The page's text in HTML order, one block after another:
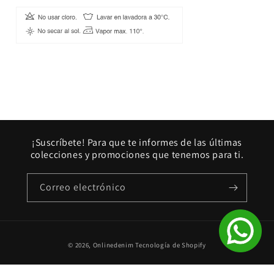
¡Suscríbete! Para que te informes de las últimas
colecciones y promociones que tenemos para ti.
Correo electrónico
© 2026, Onlinedenim Tecnología de Shopify